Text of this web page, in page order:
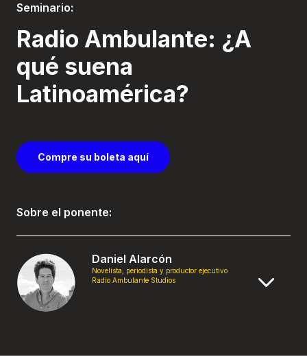
Seminario:
Radio Ambulante: ¿A
qué suena
Latinoamérica?
Compre su boleta aquí
Sobre el ponente:
Daniel Alarcón
Novelista, periodista y productor ejecutivo
Radio Ambulante Studios